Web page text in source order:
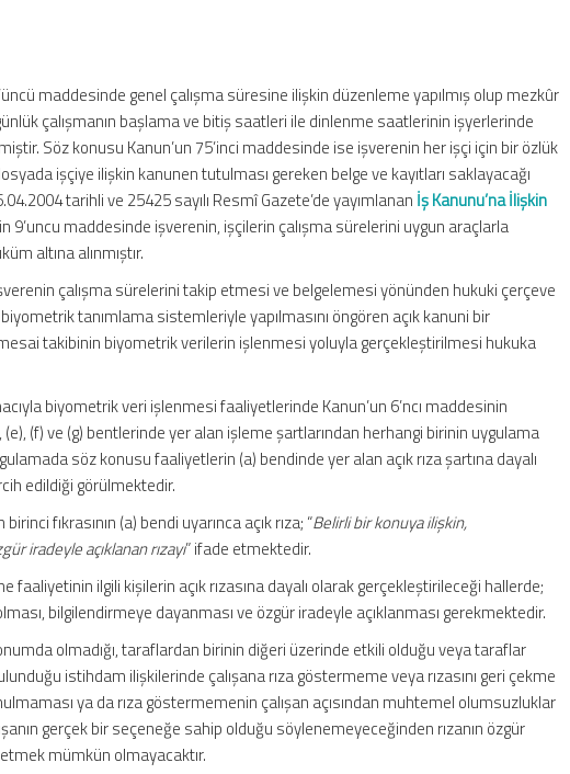
maddesinde genel çalışma süresine ilişkin düzenleme yapılmış olup mezkûr
çalışmanın başlama ve bitiş saatleri ile dinlenme saatlerinin işyerlerinde
Söz konusu Kanun’un 75’inci maddesinde ise işverenin her işçi için bir özlük
işçiye ilişkin kanunen tutulması gereken belge ve kayıtları saklayacağı
tarihli ve 25425 sayılı Resmî Gazete’de yayımlanan İş Kanunu’na İlişkin
9’uncu maddesinde işverenin, işçilerin çalışma sürelerini uygun araçlarla
altına alınmıştır.
çalışma sürelerini takip etmesi ve belgelemesi yönünden hukuki çerçeve
tanımlama sistemleriyle yapılmasını öngören açık kanuni bir
takibinin biyometrik verilerin işlenmesi yoluyla gerçekleştirilmesi hukuka
biyometrik veri işlenmesi faaliyetlerinde Kanun’un 6’ncı maddesinin
(e), (f) ve (g) bentlerinde yer alan işleme şartlarından herhangi birinin uygulama
söz konusu faaliyetlerin (a) bendinde yer alan açık rıza şartına dayalı
edildiği görülmektedir.
fıkrasının (a) bendi uyarınca açık rıza; “Belirli bir konuya ilişkin,
iradeyle açıklanan rızayı” ifade etmektedir.
faaliyetinin ilgili kişilerin açık rızasına dayalı olarak gerçekleştirileceği hallerde;
bilgilendirmeye dayanması ve özgür iradeyle açıklanması gerekmektedir.
olmadığı, taraflardan birinin diğeri üzerinde etkili olduğu veya taraflar
istihdam ilişkilerinde çalışana rıza göstermeme veya rızasını geri çekme
ya da rıza göstermemenin çalışan açısından muhtemel olumsuzluklar
gerçek bir seçeneğe sahip olduğu söylenemeyeceğinden rızanın özgür
mümkün olmayacaktır.